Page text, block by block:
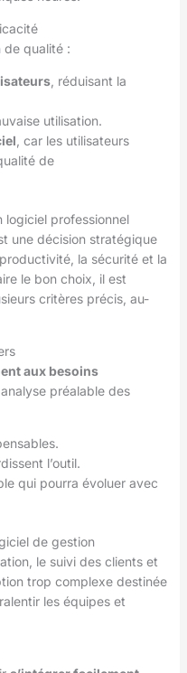
de qualité :
, réduisant la
utilisation.
, car les utilisateurs
de
logiciel professionnel
une décision stratégique
la sécurité et la
le bon choix, il est
critères précis, au-
aux besoins
préalable des
l’outil.
qui pourra évoluer avec
de gestion
le suivi des clients et
trop complexe destinée
les équipes et